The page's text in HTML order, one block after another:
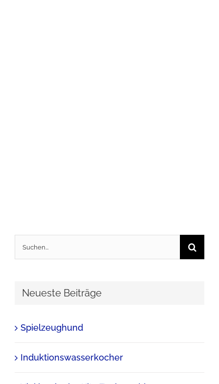
Suche
Neueste Beiträge
Spielzeughund
Induktionswasserkocher